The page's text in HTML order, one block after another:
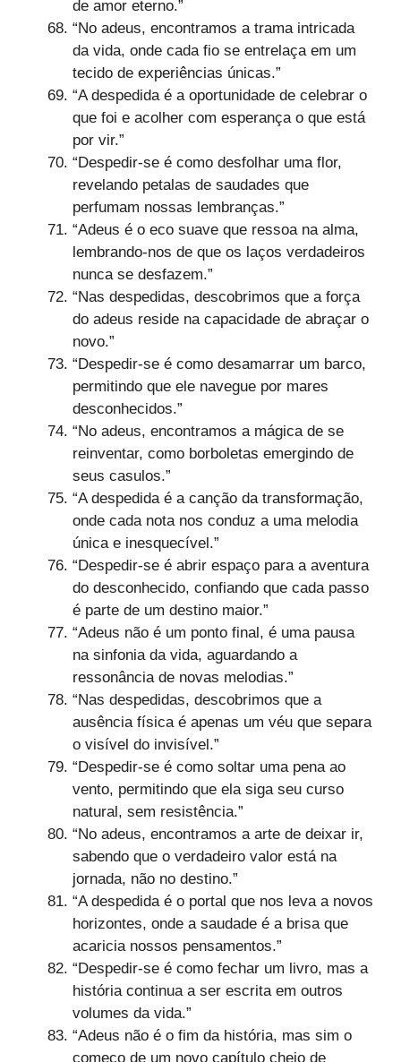
de amor eterno.”
“No adeus, encontramos a trama intricada
da vida, onde cada fio se entrelaça em um
tecido de experiências únicas.”
“A despedida é a oportunidade de celebrar o
que foi e acolher com esperança o que está
por vir.”
“Despedir-se é como desfolhar uma flor,
revelando petalas de saudades que
perfumam nossas lembranças.”
“Adeus é o eco suave que ressoa na alma,
lembrando-nos de que os laços verdadeiros
nunca se desfazem.”
“Nas despedidas, descobrimos que a força
do adeus reside na capacidade de abraçar o
novo.”
“Despedir-se é como desamarrar um barco,
permitindo que ele navegue por mares
desconhecidos.”
“No adeus, encontramos a mágica de se
reinventar, como borboletas emergindo de
seus casulos.”
“A despedida é a canção da transformação,
onde cada nota nos conduz a uma melodia
única e inesquecível.”
“Despedir-se é abrir espaço para a aventura
do desconhecido, confiando que cada passo
é parte de um destino maior.”
“Adeus não é um ponto final, é uma pausa
na sinfonia da vida, aguardando a
ressonância de novas melodias.”
“Nas despedidas, descobrimos que a
ausência física é apenas um véu que separa
o visível do invisível.”
“Despedir-se é como soltar uma pena ao
vento, permitindo que ela siga seu curso
natural, sem resistência.”
“No adeus, encontramos a arte de deixar ir,
sabendo que o verdadeiro valor está na
jornada, não no destino.”
“A despedida é o portal que nos leva a novos
horizontes, onde a saudade é a brisa que
acaricia nossos pensamentos.”
“Despedir-se é como fechar um livro, mas a
história continua a ser escrita em outros
volumes da vida.”
“Adeus não é o fim da história, mas sim o
começo de um novo capítulo cheio de